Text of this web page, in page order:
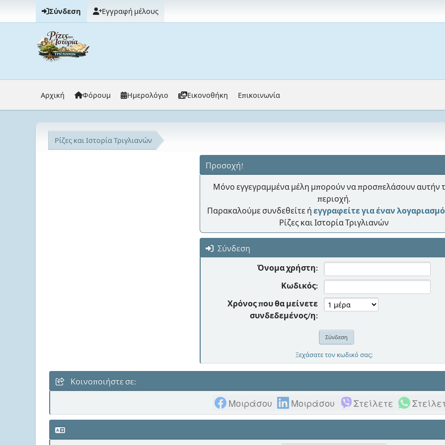
Σύνδεση Εγγραφή μέλους
Αρχική Φόρουμ Ημερολόγιο Εικονοθήκη Επικοινωνία
Ρίζες και Ιστορία Τριγλιανών
Προσοχή!
Μόνο εγγεγραμμένα μέλη μπορούν να προσπελάσουν αυτήν
περιοχή.
Παρακαλούμε συνδεθείτε ή εγγραφείτε για έναν λογαριασμό
Ρίζες και Ιστορία Τριγλιανών
Σύνδεση
Όνομα χρήστη:
Κωδικός:
Χρόνος που θα μείνετε
συνδεδεμένος/η:
Ξεχάσατε τον κωδικό σας;
Κοινοποιήστε σε:
Μοιράσου Μοιράσου Στείλετε